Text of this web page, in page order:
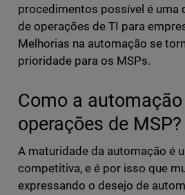
procedimentos possível é uma
de operações de TI para
Melhorias na automação se
prioridade para os MSPs.
Como a
operações de MSP?
A maturidade da automação é
competitiva, e é por isso que
expressando o desejo de